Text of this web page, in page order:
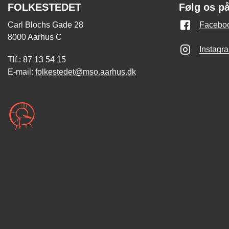
FOLKESTEDET
Carl Blochs Gade 28
8000 Aarhus C
Tlf.: 87 13 54 15
E-mail: folkestedet@mso.aarhus.dk
Følg os